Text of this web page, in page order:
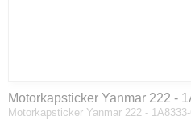
Motorkapsticker Yanmar 222 -
Motorkapsticker Yanmar 222 -